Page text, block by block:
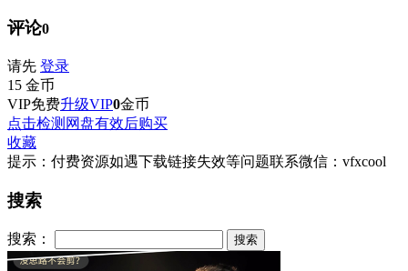
评论0
请先 登录
15 金币
VIP免费升级VIP0金币
点击检测网盘有效后购买
收藏
提示：付费资源如遇下载链接失效等问题联系微信：vfxcool
搜索
搜索：